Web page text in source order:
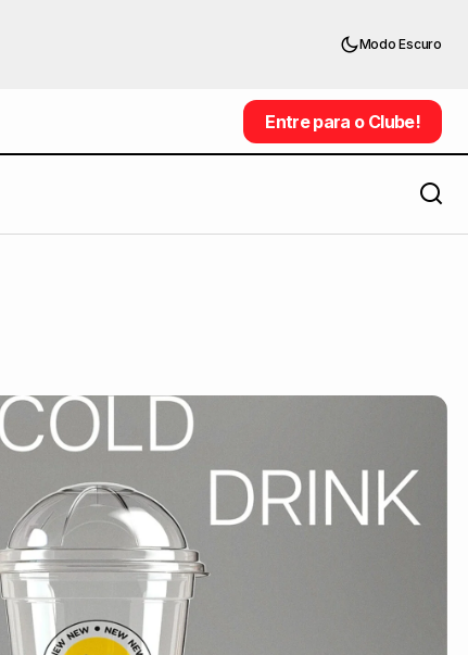
Modo Escuro
Entre para o Clube!
Entre para o Clube!